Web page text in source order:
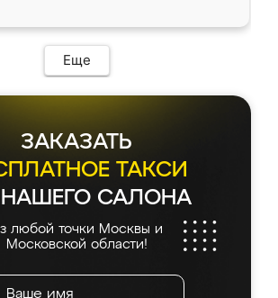
Еще
ЗАКАЗАТЬ
ТАКСИ
САЛОНА
любой точки Москвы и
Московской области!